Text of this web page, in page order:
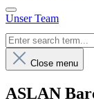
Unser Team
Close menu
ASLAN